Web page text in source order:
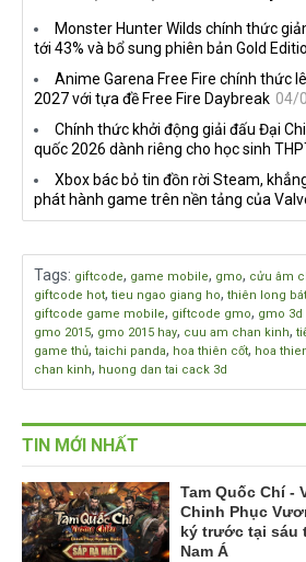
mở đặt trước đang đến gần
làm,
trường
Monster Hunter Wilds chính thức
tới 43% và bổ sung phiên bản Gold
Anime Garena Free Fire chính thức
2027 với tựa đề Free Fire Daybreak 04/
Chính thức khởi động giải đấu Đại
quốc 2026 dành riêng cho học sinh
Xbox bác bỏ tin đồn rời Steam,
phát hành game trên nền tảng của
Tags: giftcode, game mobile, gmo, cửu âm
giftcode hot, tieu ngao giang ho, thiên long
giftcode game mobile, giftcode gmo, gmo 3d
gmo 2015, gmo 2015 hay, cuu am chan kinh,
game thủ, taichi panda, hoa thiên cốt, hoa
chan kinh, huong dan tai cack 3d
TIN MỚI NHẤT
Tam Quốc Chí -
Chinh Phục
ký trước tại sáu
Nam Á